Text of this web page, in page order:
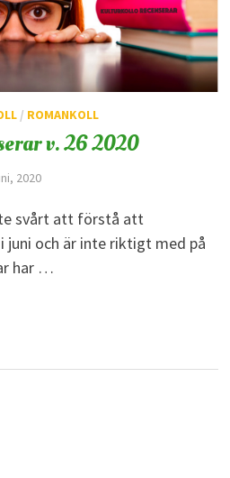
/ ROMANKOLL
v. 26 2020
2020
svårt att förstå att
juni och är inte riktigt med på
har …